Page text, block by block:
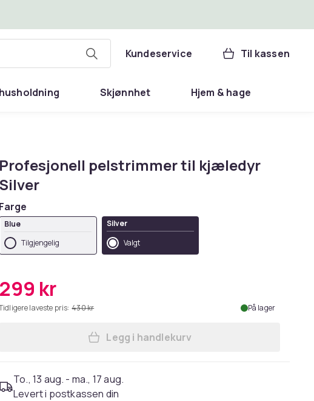
Kundeservice Til kassen
Skjønnhet Hjem & hage
Profesjonell pelstrimmer til kjæledyr
Silver
Farge
Blue
Tilgjengelig
Silver
Valgt
299 kr
laveste pris: 430 kr På lager
Legg Profesjonell pelstrimmer til
Legg i handlekurv
To., 13 aug. - ma., 17 aug.
Levert i postkassen din